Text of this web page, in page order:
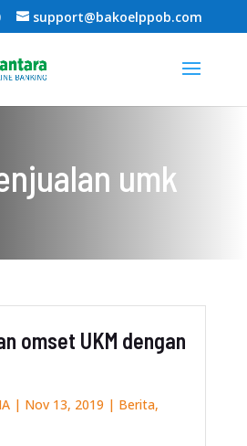
support@bakoelppob.com
umk
omset UKM dengan
| Nov 13, 2019 | Berita,